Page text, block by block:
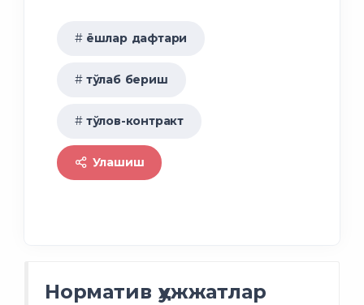
ёшлар дафтари
тўлаб бериш
тўлов-контракт
Улашиш
Норматив ҳужжатлар